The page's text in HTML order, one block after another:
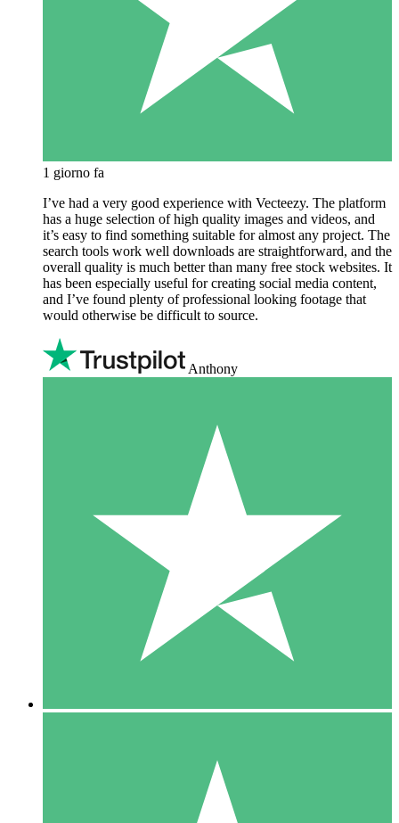
1 giorno fa
I’ve had a very good experience with Vecteezy. The platform
has a huge selection of high quality images and videos, and
it’s easy to find something suitable for almost any project. The
search tools work well downloads are straightforward, and the
overall quality is much better than many free stock websites. It
has been especially useful for creating social media content,
and I’ve found plenty of professional looking footage that
would otherwise be difficult to source.
Anthony